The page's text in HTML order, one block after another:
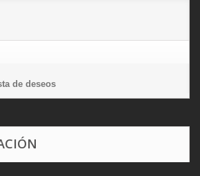
de deseos